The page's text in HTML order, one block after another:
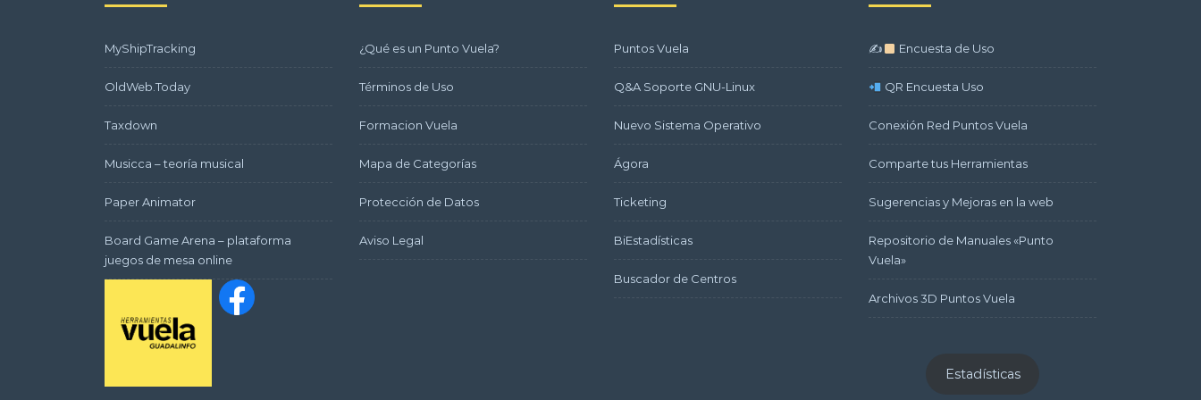
MyShipTracking
OldWeb.Today
Taxdown
Musicca – teoría musical
Paper Animator
Board Game Arena – plataforma
juegos de mesa online
¿Qué es un Punto Vuela?
Términos de Uso
Formacion Vuela
Mapa de Categorías
Protección de Datos
Aviso Legal
Puntos Vuela
Q&A Soporte GNU-Linux
Nuevo Sistema Operativo
Ágora
Ticketing
BiEstadísticas
Buscador de Centros
✍ Encuesta de Uso
QR Encuesta Uso
Conexión Red Puntos Vuela
Comparte tus Herramientas
Sugerencias y Mejoras en la web
Repositorio de Manuales «Punto
Vuela»
Archivos 3D Puntos Vuela
Estadísticas